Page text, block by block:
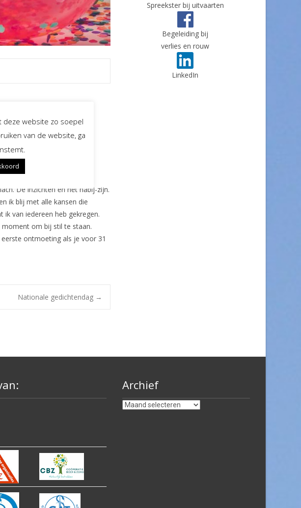
opgeleverd!
De inzichten en het nabij-zijn.
ik blij met alle kansen die
van iedereen heb gekregen.
om bij stil te staan.
ontmoeting als je voor 31
Nationale gedichtendag →
Spreekster bij uitvaarten
Begeleiding bij
verlies en rouw
LinkedIn
Archief
Archief
deze website zo soepel
van de website, ga